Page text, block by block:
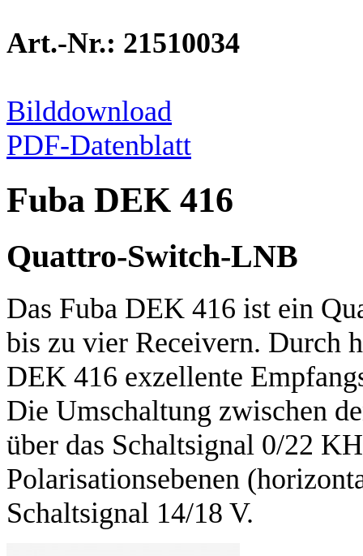
Art.-Nr.: 21510034
Bilddownload
PDF-Datenblatt
Fuba DEK 416
Quattro-Switch-LNB
Das Fuba DEK 416 ist ein
bis zu vier Receivern. Durch
DEK 416 exzellente
Die Umschaltung zwischen
über das Schaltsignal 0/22
Polarisationsebenen
Schaltsignal 14/18 V.